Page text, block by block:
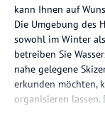
kann Ihnen auf
Die Umgebung des
sowohl im Winter
betreiben Sie
nahe gelegene
erkunden möchten,
organisieren